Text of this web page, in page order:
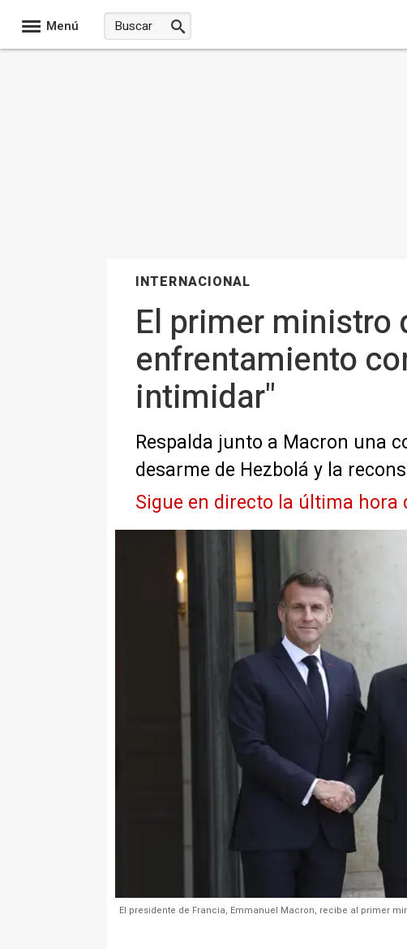
Menú
INTERNACIONAL
El primer ministro
enfrentamiento
intimidar"
Respalda junto a Macron una
desarme de Hezbolá y la
Sigue en directo la última hora
El presidente de Francia, Emmanuel Macron, recibe al primer